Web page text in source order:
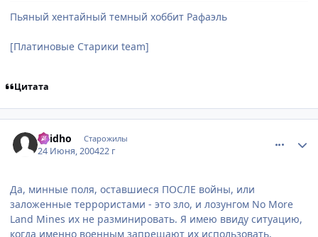
Пьяный хентайный темный хоббит Рафаэль
[Платиновые Старики team]
Цитата
Raidho Старожилы
24 Июня, 200422 г
Да, минные поля, оставшиеся ПОСЛЕ войны, или
заложенные террористами - это зло, и лозунгом No More
Land Mines их не разминировать. Я имею ввиду ситуацию,
когда именно военным запрещают их использовать.